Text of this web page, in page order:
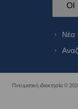
Νέα
Πνευματική ιδιοκτησία ©